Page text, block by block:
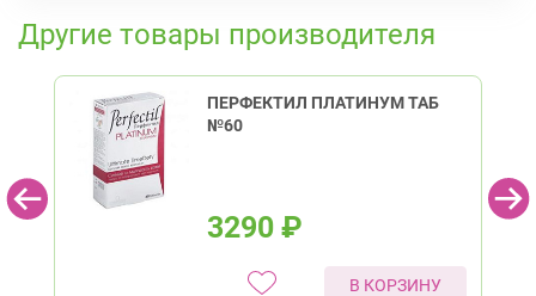
Другие товары производителя
ПЕРФЕКТИЛ ПЛАТИНУМ ТАБ
№60
3290 ₽
В КОРЗИНУ